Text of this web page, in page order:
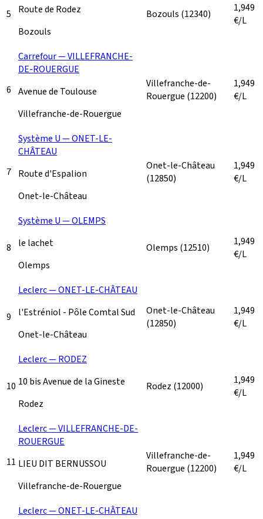
5
Route de Rodez
Bozouls
Bozouls (12340)
1,949
€/L
6
Carrefour — VILLEFRANCHE-
DE-ROUERGUE
Avenue de Toulouse
Villefranche-de-Rouergue
Villefranche-de-
Rouergue (12200)
1,949
€/L
7
Système U — ONET-LE-
CHÂTEAU
Route d'Espalion
Onet-le-Château
Onet-le-Château
(12850)
1,949
€/L
8
Système U — OLEMPS
le lachet
Olemps
Olemps (12510)
1,949
€/L
9
Leclerc — ONET-LE-CHÂTEAU
l'Estréniol - Pôle Comtal Sud
Onet-le-Château
Onet-le-Château
(12850)
1,949
€/L
10
Leclerc — RODEZ
10 bis Avenue de la Gineste
Rodez
Rodez (12000)
1,949
€/L
11
Leclerc — VILLEFRANCHE-DE-
ROUERGUE
LIEU DIT BERNUSSOU
Villefranche-de-Rouergue
Villefranche-de-
Rouergue (12200)
1,949
€/L
Leclerc — ONET-LE-CHÂTEAU